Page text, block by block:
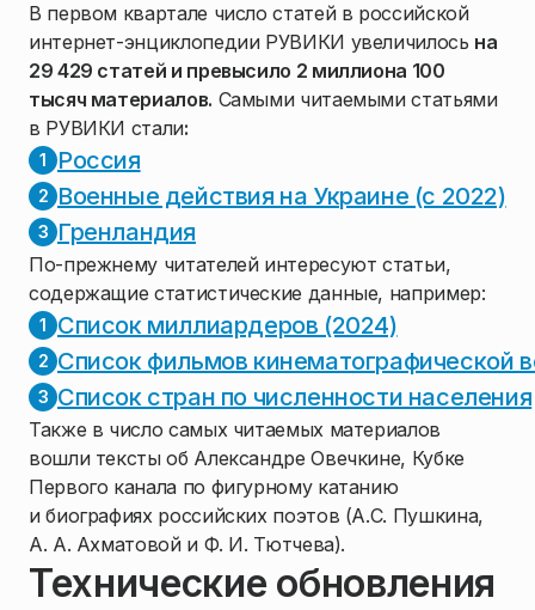
В первом квартале число статей в российской
интернет-энциклопедии РУВИКИ увеличилось на
29 429 статей и превысило 2 миллиона 100
тысяч материалов. Самыми читаемыми статьями
в РУВИКИ стали:
Россия
Военные действия на Украине (с 2022)
Гренландия
По-прежнему читателей интересуют статьи,
содержащие статистические данные, например:
Список миллиардеров (2024)
Список фильмов кинематографической
Список стран по численности населения
Также в число самых читаемых материалов
вошли тексты об Александре Овечкине, Кубке
Первого канала по фигурному катанию
и биографиях российских поэтов (А.С. Пушкина,
А. А. Ахматовой и Ф. И. Тютчева).
Технические обновления